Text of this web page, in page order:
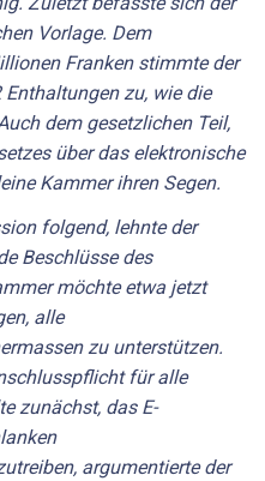
Vorlage. Dem
Franken stimmte der
zu, wie die
dem gesetzlichen Teil,
über das elektronische
Kammer ihren Segen.
folgend, lehnte der
Beschlüsse des
möchte etwa jetzt
alle
zu unterstützen.
für alle
zunächst, das E-
argumentierte der